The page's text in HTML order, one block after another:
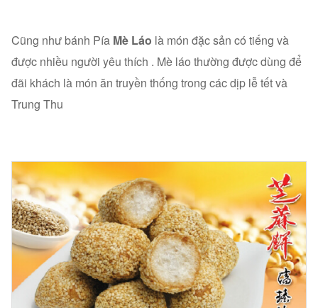
Cũng như bánh Pía Mè Láo là món đặc sản có tiếng và
được nhiều người yêu thích . Mè láo thường được dùng để
đãi khách là món ăn truyền thống trong các dịp lễ tết và
Trung Thu